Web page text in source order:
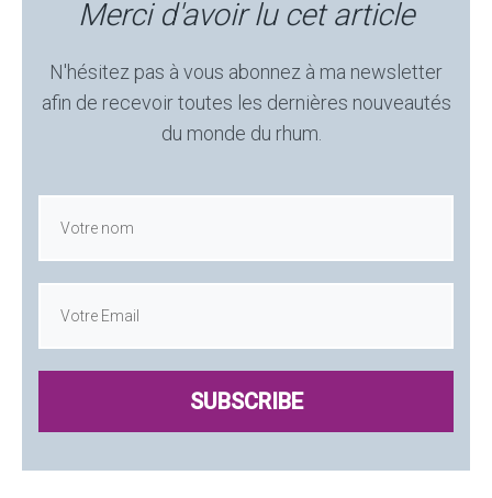
Merci d'avoir lu cet article
N'hésitez pas à vous abonnez à ma newsletter
afin de recevoir toutes les dernières nouveautés
du monde du rhum.
SUBSCRIBE